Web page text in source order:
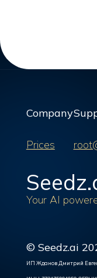
Company
Prices
Your AI
© Seedz.ai
ИП Жданов Дмитрий